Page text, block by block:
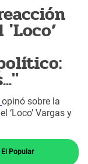
opinó sobre la
‘Loco’ Vargas y
Popular